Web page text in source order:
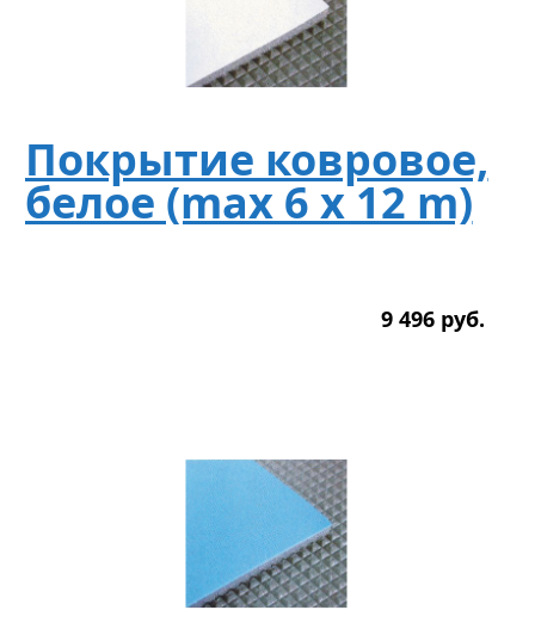
Покрытие ковровое,
белое (max 6 x 12 m)
9 496 руб.